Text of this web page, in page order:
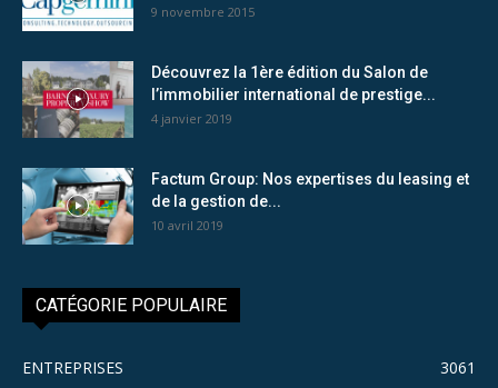
9 novembre 2015
Découvrez la 1ère édition du Salon de
l’immobilier international de prestige...
4 janvier 2019
Factum Group: Nos expertises du leasing et
de la gestion de...
10 avril 2019
CATÉGORIE POPULAIRE
ENTREPRISES
3061